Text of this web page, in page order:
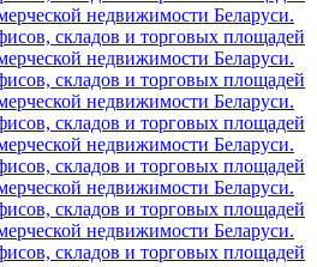
недвижимости Беларуси.
складов и торговых площадей
недвижимости Беларуси.
складов и торговых площадей
недвижимости Беларуси.
складов и торговых площадей
недвижимости Беларуси.
складов и торговых площадей
недвижимости Беларуси.
складов и торговых площадей
недвижимости Беларуси.
складов и торговых площадей